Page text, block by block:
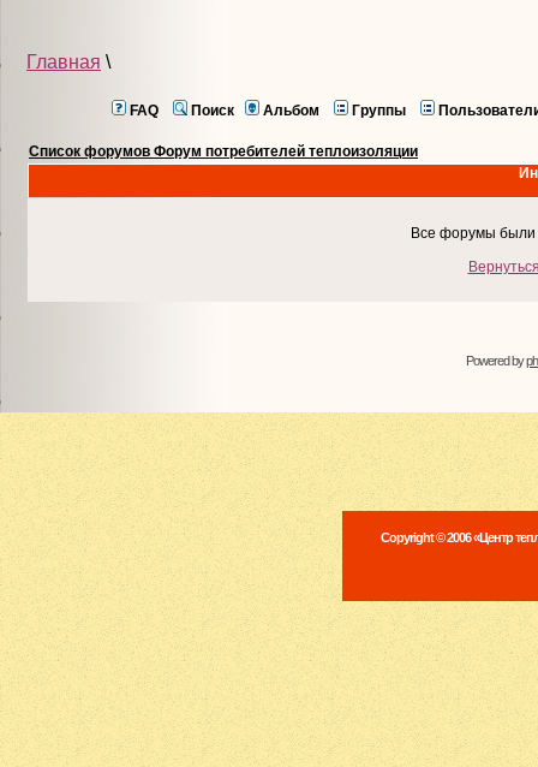
Главная \
FAQ Поиск Альбом Группы
Список форумов Форум потребителей теплоизоляции
Все форумы были
Powered by
Copyright © 2006 «Центр